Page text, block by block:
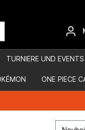
TURNIERE UND EVENTS
ONE PIECE